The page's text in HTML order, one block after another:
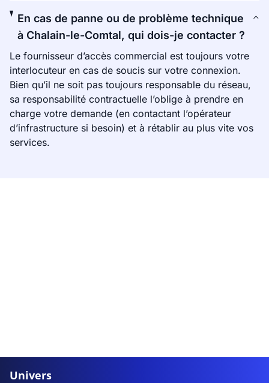
En cas de panne ou de problème technique
à Chalain-le-Comtal, qui dois-je contacter ?
Le fournisseur d’accès commercial est toujours votre
interlocuteur en cas de soucis sur votre connexion.
Bien qu’il ne soit pas toujours responsable du réseau,
sa responsabilité contractuelle l’oblige à prendre en
charge votre demande (en contactant l’opérateur
d’infrastructure si besoin) et à rétablir au plus vite vos
services.
Univers